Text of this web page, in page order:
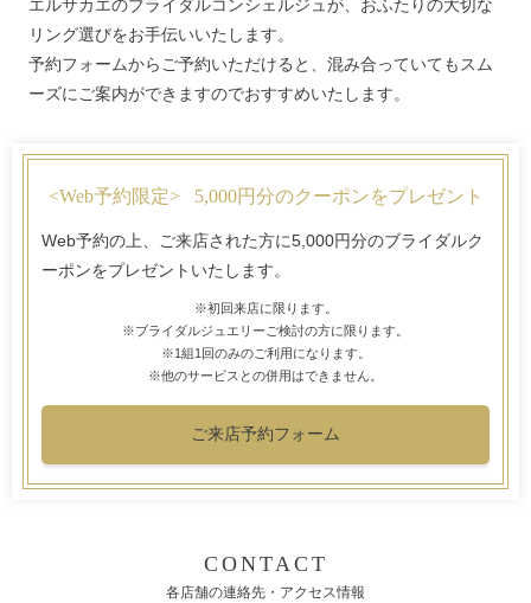
エルサカエのブライダルコンシェルジュが、おふたりの大切な
リング選びをお手伝いいたします。
予約フォームからご予約いただけると、混み合っていてもスム
ーズにご案内ができますのでおすすめいたします。
<Web予約限定> 5,000円分のクーポンをプレゼント
Web予約の上、ご来店された方に5,000円分のブライダルク
ーポンをプレゼントいたします。
※初回来店に限ります。
※ブライダルジュエリーご検討の方に限ります。
※1組1回のみのご利用になります。
※他のサービスとの併用はできません。
ご来店予約フォーム
CONTACT
各店舗の連絡先・アクセス情報